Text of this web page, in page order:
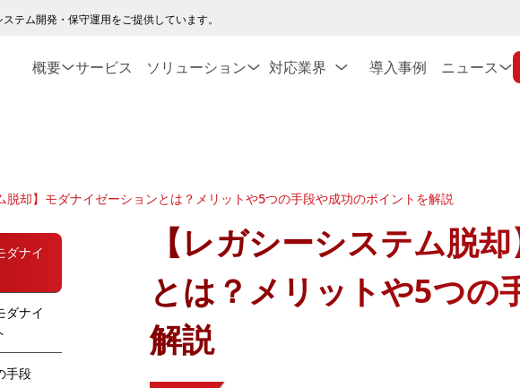
テム開発・保守運用をご提供しています。
概要 サービス ソリューション 対応業界 導入事例 ニュース
脱却】モダナイゼーションとは？メリットや5つの手段や成功のポイントを解説
ダナイ
ダナイ
手段
【レガシーシステム脱
とは？メリットや5つの
解説